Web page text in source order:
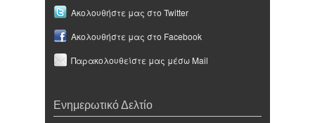
Ακολουθήστε μας στο Twitter
Ακολουθήστε μας στο Facebook
Παρακολουθείστε μας μέσω Mail
Ενημερωτικό Δελτίο